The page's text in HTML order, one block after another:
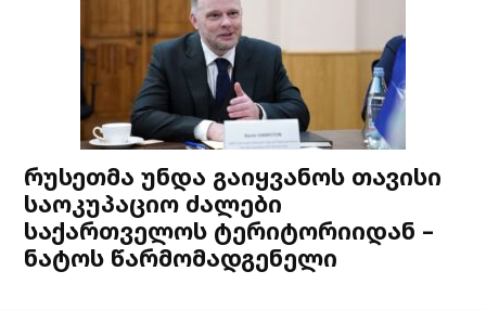
რუსეთმა უნდა გაიყვანოს თავისი
საოკუპაციო ძალები
საქართველოს ტერიტორიიდან –
ნატოს წარმომადგენელი